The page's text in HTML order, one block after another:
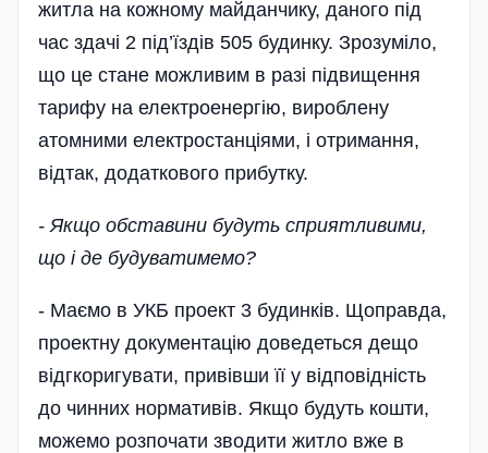
житла на кожному майданчику, даного під
час здачі 2 під’їздів 505 будинку. Зрозуміло,
що це стане можливим в разі підвищення
тарифу на електроенергію, вироблену
атомними електростанціями, і отримання,
відтак, додаткового прибутку.
- Якщо обставини будуть сприятливими,
що і де будуватимемо?
- Маємо в УКБ проект 3 будинків. Щоправда,
проектну документацію доведеться дещо
відгкоригувати, привівши її у відповідність
до чинних нормативів. Якщо будуть кошти,
можемо розпочати зводити житло вже в